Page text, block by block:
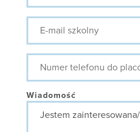
E-
mail
szkolny
Numer
telefonu
do
Wiadomość